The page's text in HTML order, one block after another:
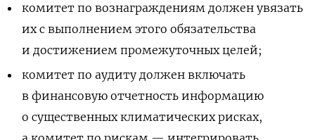
комитет по вознаграждениям должен увязать
их с выполнением этого обязательства
и достижением промежуточных целей;
комитет по аудиту должен включать
в финансовую отчетность информацию
о существенных климатических рисках,